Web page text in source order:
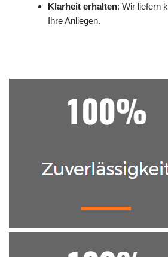
Klarheit erhalten: Wir liefern
Ihre Anliegen.